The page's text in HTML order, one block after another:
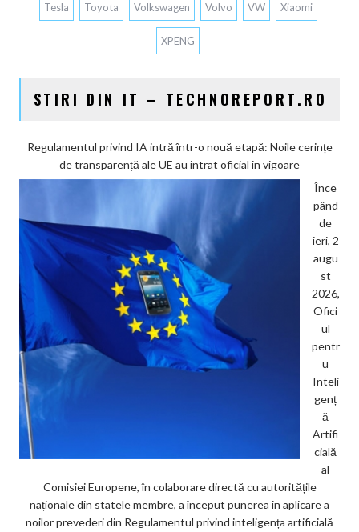
Tesla Toyota Volkswagen Volvo VW Xiaomi
XPENG
STIRI DIN IT – TECHNOREPORT.RO
Regulamentul privind IA intră într-o nouă etapă: Noile cerințe
de transparență ale UE au intrat oficial în vigoare
Înce
pând
de
ieri, 2
augu
st
2026,
Ofici
ul
pentr
u
Inteli
genț
ă
Artifi
cială
al
Comisiei Europene, în colaborare directă cu autoritățile
naționale din statele membre, a început punerea în aplicare a
noilor prevederi din Regulamentul privind inteligența artificială